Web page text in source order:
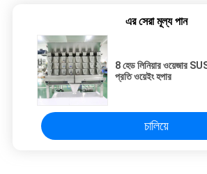
এর সেরা মূল্য পান
8 হেড লিনিয়ার ওয়েজার
প্রতি ওয়েইং হপার
চালিয়ে